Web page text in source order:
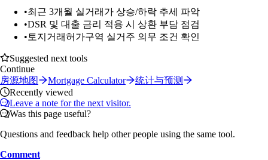
•최근 3개월 실거래가 상승/하락 추세 파악
•DSR 및 대출 금리 적용 시 상환 부담 점검
• 토지거래허가구역 실거주 의무 조건 확인
Suggested next tools
Continue
房源地图
Mortgage Calculator
统计与预测
Recently viewed
Leave a note for the next visitor.
Was this page useful?
Questions and feedback help other people using the same tool.
Comment